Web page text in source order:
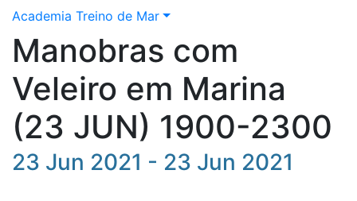
Academia Treino de Mar
Manobras com
Veleiro em Marina
(23 JUN) 1900-2300
23 Jun 2021 - 23 Jun 2021